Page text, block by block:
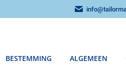
BESTEMMING ALGEMEEN